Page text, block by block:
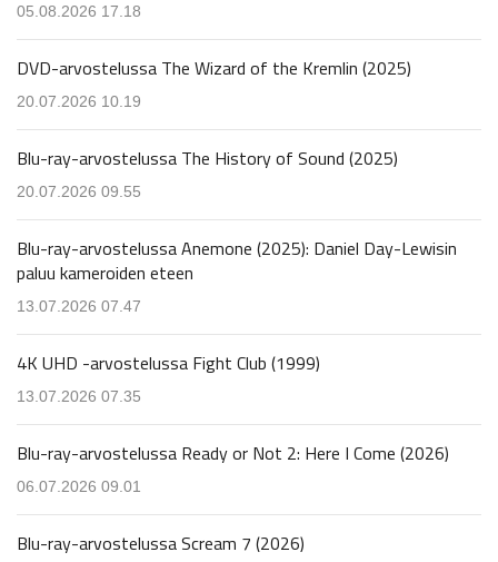
05.08.2026 17.18
DVD-arvostelussa The Wizard of the Kremlin (2025)
20.07.2026 10.19
Blu-ray-arvostelussa The History of Sound (2025)
20.07.2026 09.55
Blu-ray-arvostelussa Anemone (2025): Daniel Day-Lewisin
paluu kameroiden eteen
13.07.2026 07.47
4K UHD -arvostelussa Fight Club (1999)
13.07.2026 07.35
Blu-ray-arvostelussa Ready or Not 2: Here I Come (2026)
06.07.2026 09.01
Blu-ray-arvostelussa Scream 7 (2026)